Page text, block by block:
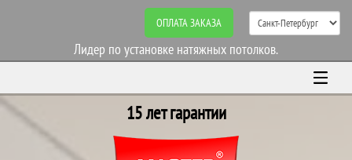
ОПЛАТА ЗАКАЗА
Лидер по установке натяжных потолков.
15 лет гарантии